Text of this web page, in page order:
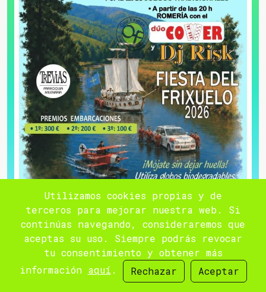
Descenso Folclórico del Río Esva 2026
EL 8 DE AGO
VALDÉS
DEPORTES
Utilizamos cookies propias y de
terceros para mejorar nuestra web. Si
continúas navegando, consideraremos que
aceptas su uso. Siempre podrás revocar
tu consentimiento y obtener más
información aquí . Rechazar Aceptar